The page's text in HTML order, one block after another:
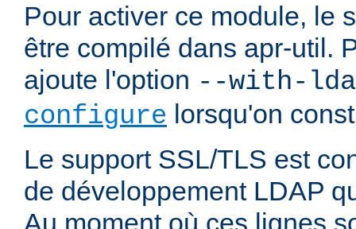
Pour activer ce module, le
être compilé dans apr-util.
ajoute l'option --with-
configure lorsqu'on
Le support SSL/TLS est
de développement LDAP